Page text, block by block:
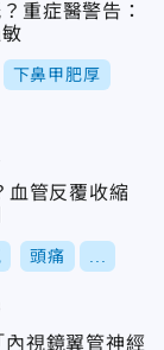
重症醫警告：
下鼻甲肥厚
血管反覆收縮
頭痛
視鏡翼管神經